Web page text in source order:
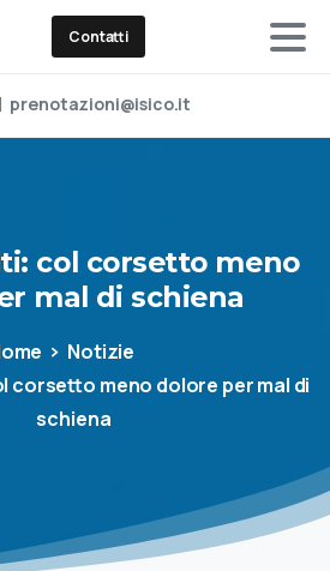
Contatti
prenotazioni@isico.it
col corsetto meno
mal di schiena
Notizie
corsetto meno dolore per mal di
schiena